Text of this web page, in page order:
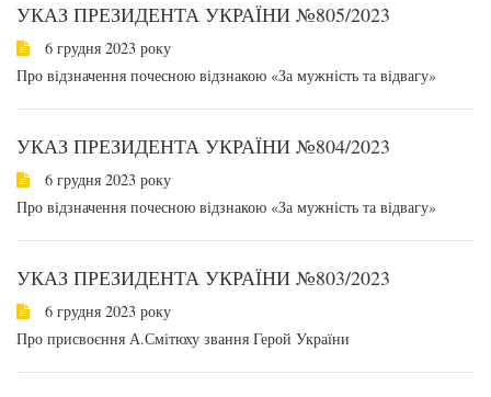
УКАЗ ПРЕЗИДЕНТА УКРАЇНИ №805/2023
6 грудня 2023 року
Про відзначення почесною відзнакою «За мужність та відвагу»
УКАЗ ПРЕЗИДЕНТА УКРАЇНИ №804/2023
6 грудня 2023 року
Про відзначення почесною відзнакою «За мужність та відвагу»
УКАЗ ПРЕЗИДЕНТА УКРАЇНИ №803/2023
6 грудня 2023 року
Про присвоєння А.Смітюху звання Герой України